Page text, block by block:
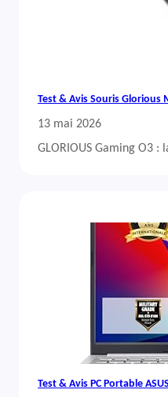
Test & Avis Souris Glorious
13 mai 2026
GLORIOUS Gaming O3
Test & Avis PC Portable